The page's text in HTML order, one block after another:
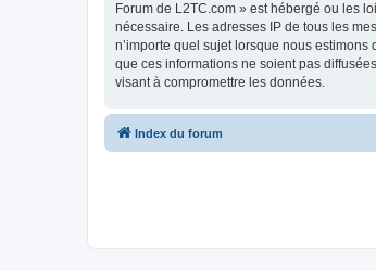
Forum de L2TC.com » est hébergé ou les
nécessaire. Les adresses IP de tous les
n’importe quel sujet lorsque nous
que ces informations ne soient pas
visant à compromettre les données.
Index du forum